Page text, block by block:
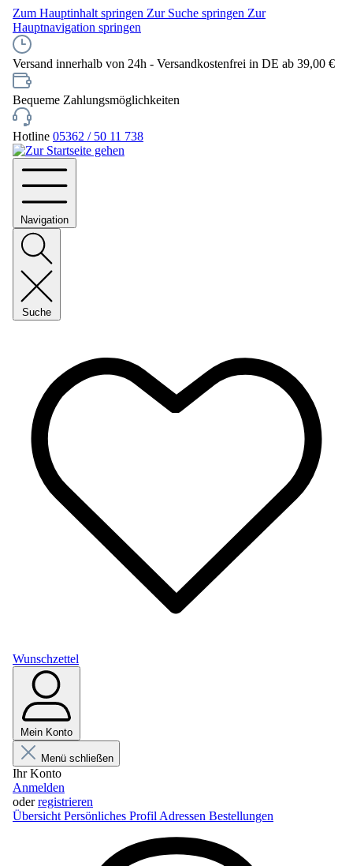
Zum Hauptinhalt springen Zur Suche springen Zur
Hauptnavigation springen
Versand innerhalb von 24h - Versandkostenfrei in DE ab 39,00 €
Bequeme Zahlungsmöglichkeiten
Hotline 05362 / 50 11 738
Navigation
Suche
Wunschzettel
Mein Konto
Menü schließen
Ihr Konto
Anmelden
oderregistrieren
Übersicht Persönliches Profil Adressen Bestellungen